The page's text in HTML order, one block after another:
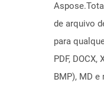
de arquivo
para
PDF, DOCX,
BMP), MD